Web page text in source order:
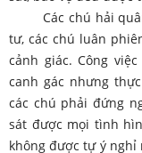
Các chú hải quân
tư, các chú luân
cảnh giác. Công
canh gác nhưng
các chú phải đứng
sát được mọi tình
không được tự ý nghỉ